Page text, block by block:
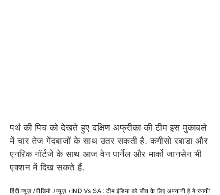
पर्थ की पिच को देखते हुए दक्षिण अफ्रीका की टीम इस मुकाबले
में चार तेज गेंदबाजों के साथ उतर सकती है. कगीसो रबाडा और
एनरिक नॉर्टजे के साथ आज वेन पार्नेल और मार्को जानसेन भी
एक्शन में दिख सकते हैं.
हिंदी न्यूज़ वीडियो न्यूज़ IND Vs SA : टीम इंडिया को जीत के लिए अपनानी है ये